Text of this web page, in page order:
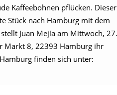
Kaffeebohnen pflücken. Dieser
Stück nach Hamburg mit dem
Juan Mejía am Mittwoch, 27.
Markt 8, 22393 Hamburg ihr
finden sich unter: